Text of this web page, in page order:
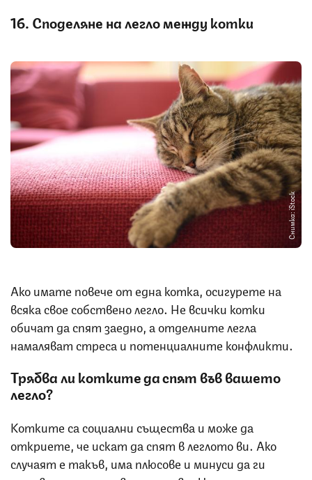
16. Споделяне на легло между котки
Снимка: iStock
Ако имате повече от една котка, осигурете на
всяка свое собствено легло. Не всички котки
обичат да спят заедно, а отделните легла
намаляват стреса и потенциалните конфликти.
Трябва ли котките да спят във вашето
легло?
Котките са социални същества и може да
откриете, че искат да спят в леглото ви. Ако
случаят е такъв, има плюсове и минуси да ги